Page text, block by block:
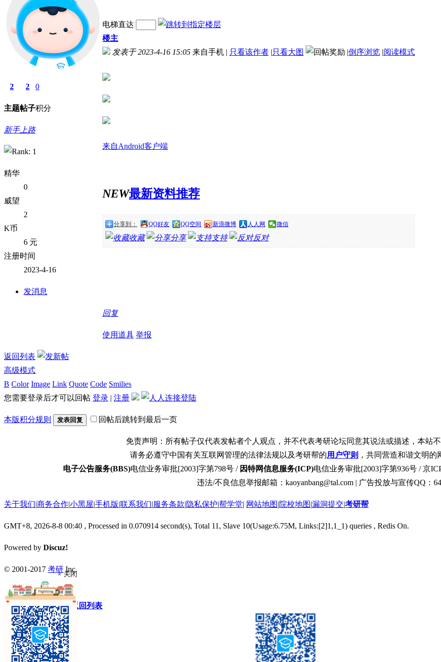
2
主题
2
帖子
0
积分
新手上路
精华
0
威望
2
K币
6 元
注册时间
2023-4-16
发消息
电梯直达
楼主
发表于 2023-4-16 15:05 来自手机 | 只看该作者 |只看大图 |倒序浏览 |阅读模式
来自Android客户端
NEW最新资料推荐
分享到： QQ好友 QQ空间 新浪微博 人人网 微信
收藏 分享 支持 反对
回复
使用道具 举报
返回列表
高级模式
B Color Image Link Quote Code Smilies
您需要登录后才可以回帖 登录 | 注册
本版积分规则 发表回复 回帖后跳转到最后一页
免责声明：所有帖子仅代表发帖者个人观点，并不代表考研论坛同意其说法或描述，本站
请务必遵守中国有关互联网管理的法律法规以及考研帮的用户守则 ，共同营造和谐文明的
电子公告服务(BBS)电信业务审批[2003]字第798号 / 因特网信息服务(ICP)电信业务审批[2003]字第936号 / 京
违法/不良信息举报邮箱：kaoyanbang@tal.com | 广告投放与宣传QQ：
关于我们|商务合作|小黑屋|手机版|联系我们|服务条款|隐私保护|帮学堂| 网站地图|院校地图|漏洞提交|考研帮
GMT+8, 2026-8-8 00:40 , Processed in 0.070914 second(s), Total 11, Slave 10(Usage:6.75M, Links:[2]1,1_1) queries , Redis On.
Powered by Discuz!
© 2001-2017 考研Inc.
快速回复 返回顶部 返回列表
× 关闭